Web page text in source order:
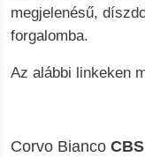
megjelenésű,
forgalomba.
Az alábbi linkeken
Corvo Bianco CBS